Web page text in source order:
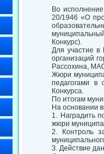
Во
20/1946 «О
Конкурс).
Для участие в
Рассохина,
Жюри
педагогами в
Конкурса.
По итогам
На основании
1. Наградить
жюри
2. Контроль
3. Действие